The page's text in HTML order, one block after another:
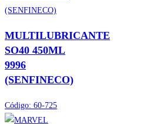
MULTILUBRICANTE
SO40 450ML
9996
(SENFINECO)
Código: 60-725